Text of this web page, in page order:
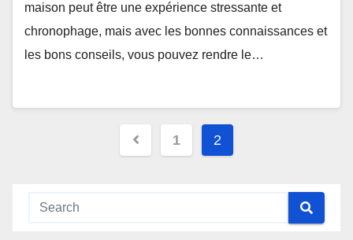
maison peut être une expérience stressante et
chronophage, mais avec les bonnes connaissances et
les bons conseils, vous pouvez rendre le…
Pagination
1 2